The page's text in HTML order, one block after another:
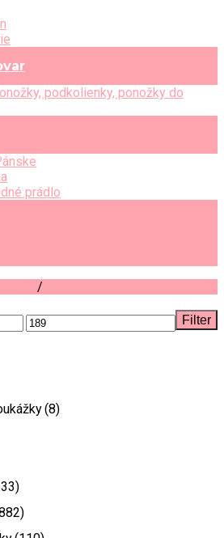
podkolienky, ponožky do
prádlo
/
Filter
(8)